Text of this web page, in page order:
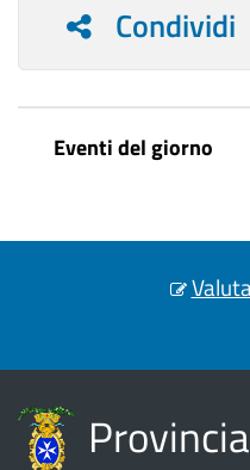
Condividi
Eventi del giorno